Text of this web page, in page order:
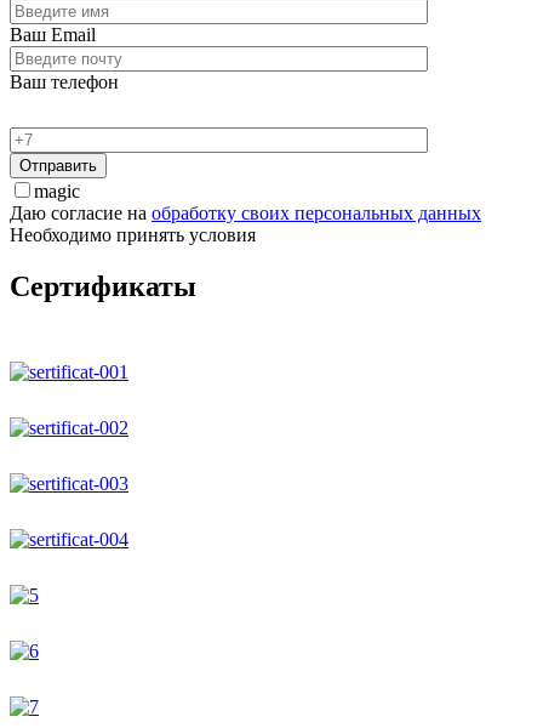
Ваш Email
Ваш телефон
magic
Даю согласие на обработку своих персональных данных
Необходимо принять условия
Сертификаты